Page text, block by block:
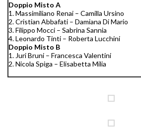
Doppio Misto A
1. Massimiliano Renai – Camilla Ursino
2. Cristian Abbafati – Damiana Di Mario
3. Filippo Mocci – Sabrina Sannia
4. Leonardo Tinti – Roberta Lucchini
Doppio Misto B
1. Juri Bruni – Francesca Valentini
2. Nicola Spiga – Elisabetta Milia